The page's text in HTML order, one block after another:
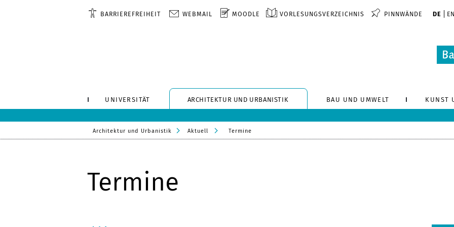
BARRIEREFREIHEIT WEBMAIL MOODLE VORLESUNGSVERZEICHNIS PINNWÄNDE DE EN
UNIVERSITÄT ARCHITEKTUR UND URBANISTIK BAU UND UMWELT KUNST
Architektur und Urbanistik Aktuell Termine
Termine